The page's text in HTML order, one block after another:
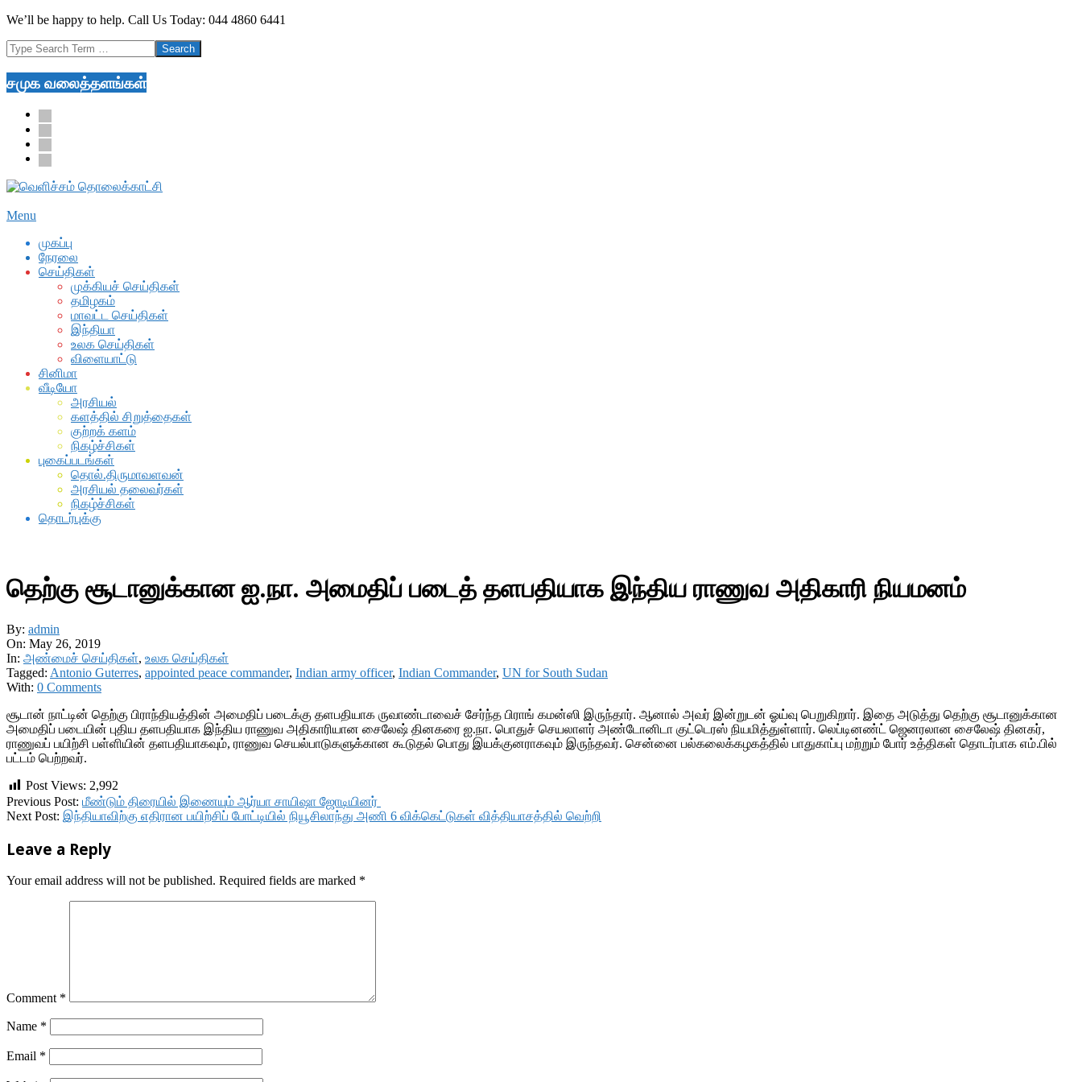
Skip
content
We’ll be happy to help. Call Us Today: 044 4860 6441
Search
சமுக வலைத்தளங்கள்
facebook
twitter
youtube
google
Secondary
Menu
Menu
முகப்பு
நேரலை
செய்திகள்
முக்கியச் செய்திகள்
தமிழகம்
மாவட்ட செய்திகள்
இந்தியா
உலக செய்திகள்
விளையாட்டு
சினிமா
வீடியோ
அரசியல்
களத்தில் சிறுத்தைகள்
குற்றக் களம்
நிகழ்ச்சிகள்
புகைப்படங்கள்
தொல்.திருமாவளவன்
அரசியல் தலைவர்கள்
நிகழ்ச்சிகள்
தொடர்புக்கு
தெற்கு சூடானுக்கான ஐ.நா. அமைதிப் படைத் தளபதியாக இந்திய ராணுவ அதிகாரி நியமனம்
By: admin
On: May 26, 2019
In: அண்மைச் செய்திகள், உலக செய்திகள்
Tagged: Antonio Guterres, appointed peace commander, Indian army officer, Indian Commander, UN for South Sudan
With: 0 Comments
சூடான் நாட்டின் தெற்கு பிராந்தியத்தின் அமைதிப் படைக்கு தளபதியாக ருவாண்டாவைச் சேர்ந்த பிராங் கமன்ஸி இருந்தார். ஆனால் அவர் இன்றுடன் ஓய்வு பெறுகிறார். இதை அடுத்து தெற்கு சூடானுக்கான
அமைதிப் படையின் புதிய தளபதியாக இந்திய ராணுவ அதிகாரியான சைலேஷ் தினகரை ஐ.நா. பொதுச் செயலாளர் அண்டோனிடா குட்டெரஸ் நியமித்துள்ளார். லெப்டினண்ட் ஜெனரலான சைலேஷ் தினகர்,
ராணுவப் பயிற்சி பள்ளியின் தளபதியாகவும், ராணுவ செயல்பாடுகளுக்கான கூடுதல் பொது இயக்குனராகவும் இருந்தவர். சென்னை பல்கலைக்கழகத்தில் பாதுகாப்பு மற்றும் போர் உத்திகள் தொடர்பாக எம்.பில்
பட்டம் பெற்றவர்.
Post Views: 2,992
2019-
05-
Previous Post: மீண்டும் திரையில் இணையும் ஆர்யா சாயிஷா ஜோடியினர்
Next Post: இந்தியாவிற்கு எதிரான பயிற்சிப் போட்டியில் நியூசிலாந்து அணி 6 விக்கெட்டுகள் வித்தியாசத்தில் வெற்றி
Leave a Reply
Your email address will not be published. Required fields are marked *
Comment *
Name *
Email *